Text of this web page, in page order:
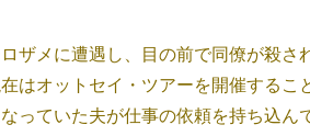
ザメに遭遇し、目の前で同僚が殺さ
在はオットセイ・ツアーを開催する
っていた夫が仕事の依頼を持ち込